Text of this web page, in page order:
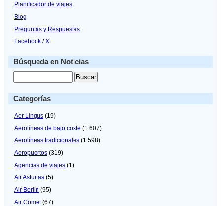
Planificador de viajes
Blog
Preguntas y Respuestas
Facebook /X
Búsqueda en Noticias
Categorías
Aer Lingus (19)
Aerolíneas de bajo coste (1.607)
Aerolíneas tradicionales (1.598)
Aeropuertos (319)
Agencias de viajes (1)
Air Asturias (5)
Air Berlin (95)
Air Comet(67)